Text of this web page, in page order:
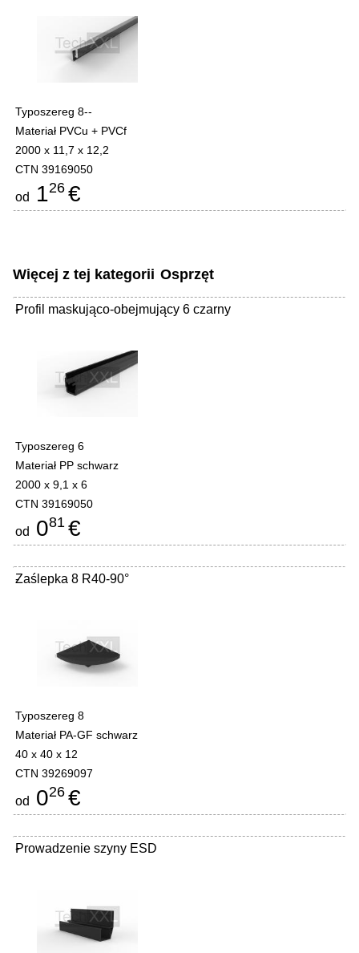
Typoszereg 8--
Materiał PVCu + PVCf
2000 x 11,7 x 12,2
CTN 39169050
od 126 €
Więcej z tej kategorii Osprzęt
Profil maskująco-obejmujący 6 czarny
-
Typoszereg 6
Materiał PP schwarz
2000 x 9,1 x 6
CTN 39169050
od 081 €
Zaślepka 8 R40-90°
-
Typoszereg 8
Materiał PA-GF schwarz
40 x 40 x 12
CTN 39269097
od 026 €
Prowadzenie szyny ESD
-